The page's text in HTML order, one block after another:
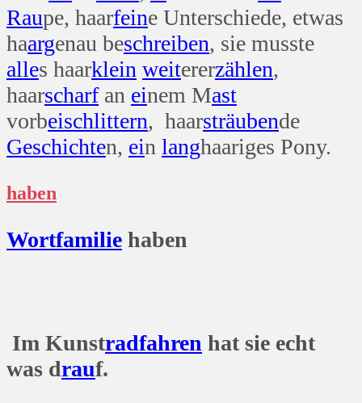
Raupe, haarfeine Unterschiede, etwas
haargenau beschreiben, sie musste
alles haarklein weitererzählen,
haarscharfan einem Mast
vorbeischlittern, haarsträubende
Geschichten, ein langhaariges Pony.
haben
Wortfamilie haben
Im Kunstradfahren hat sie echt
was drauf.